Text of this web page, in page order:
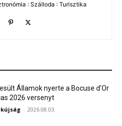
: Szálloda : Turisztika
Államok nyerte a Bocuse d’Or
2026 versenyt
- 2026.08.03.